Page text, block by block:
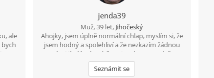
a
ale
bych
jenda39
Muž, 39 let, Jihočeský
Ahojky, jsem úplně normální chlap, myslím si, že
jsem hodný a spolehliví a že nezkazím žádnou
srandu. Hledám k sobě partnerku na společnou
a pohodovou cestu životem. Malé dítě není
překážkou????
Seznámit se